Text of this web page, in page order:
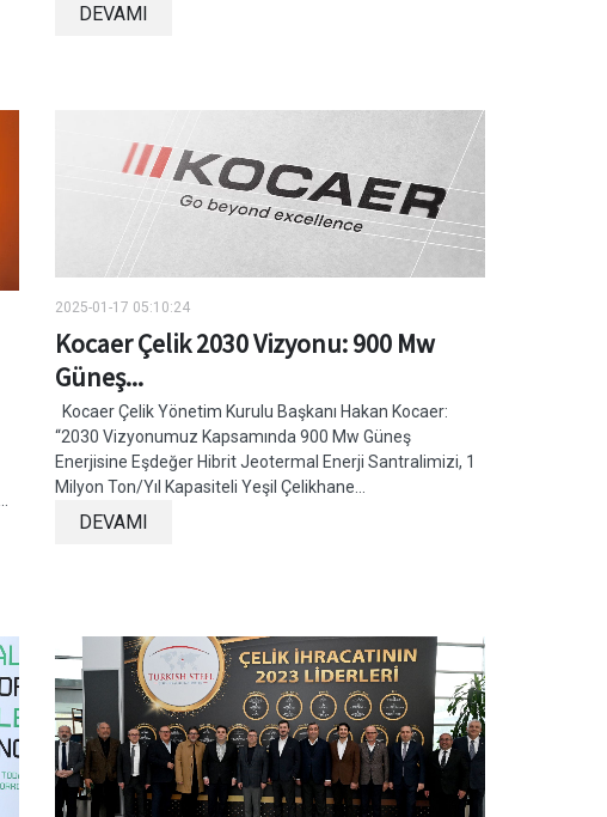
DEVAMI
2025-01-17 05:10:24
Kocaer Çelik 2030 Vizyonu: 900 Mw
Güneş...
Kocaer Çelik Yönetim Kurulu Başkanı Hakan Kocaer:
“2030 Vizyonumuz Kapsamında 900 Mw Güneş
Enerjisine Eşdeğer Hibrit Jeotermal Enerji Santralimizi, 1
Milyon Ton/Yıl Kapasiteli Yeşil Çelikhane...
DEVAMI